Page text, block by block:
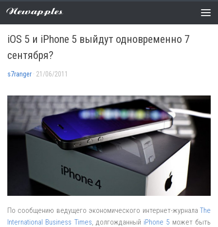
Newapples
СЛУХИ 1 COMMENT
iOS 5 и iPhone 5 выйдут одновременно 7
сентября?
s7ranger · 21/06/2011
По сообщению ведущего экономического интернет-журнала The
International Business Times , долгожданный iPhone 5 может быть